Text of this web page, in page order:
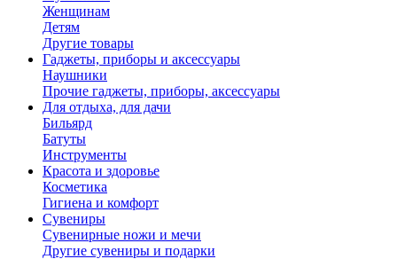
Женщинам
Детям
Другие товары
Гаджеты, приборы и аксессуары
Наушники
Прочие гаджеты, приборы, аксессуары
Для отдыха, для дачи
Бильярд
Батуты
Инструменты
Красота и здоровье
Косметика
Гигиена и комфорт
Сувениры
Сувенирные ножи и мечи
Другие сувениры и подарки